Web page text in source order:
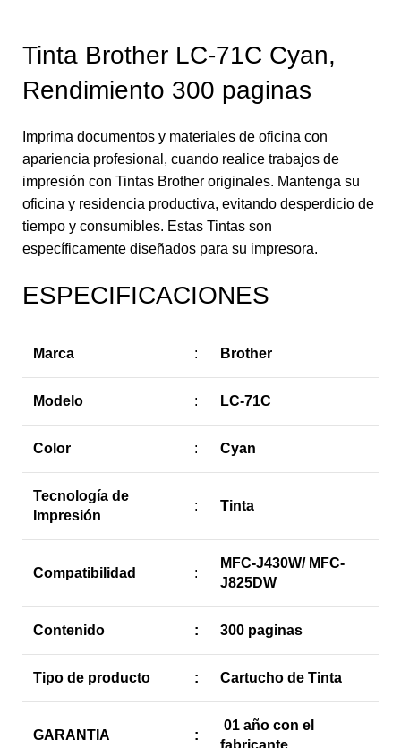
Tinta Brother LC-71C Cyan,
Rendimiento 300 paginas
Imprima documentos y materiales de oficina con
apariencia profesional, cuando realice trabajos de
impresión con Tintas Brother originales. Mantenga su
oficina y residencia productiva, evitando desperdicio de
tiempo y consumibles. Estas Tintas son
específicamente diseñados para su impresora.
ESPECIFICACIONES
Marca : Brother
Modelo : LC-71C
Color : Cyan
Tecnología de
Impresión
: Tinta
Compatibilidad :
MFC-J430W/ MFC-
J825DW
Contenido : 300 paginas
Tipo de producto : Cartucho de Tinta
GARANTIA :
01 año con el
fabricante